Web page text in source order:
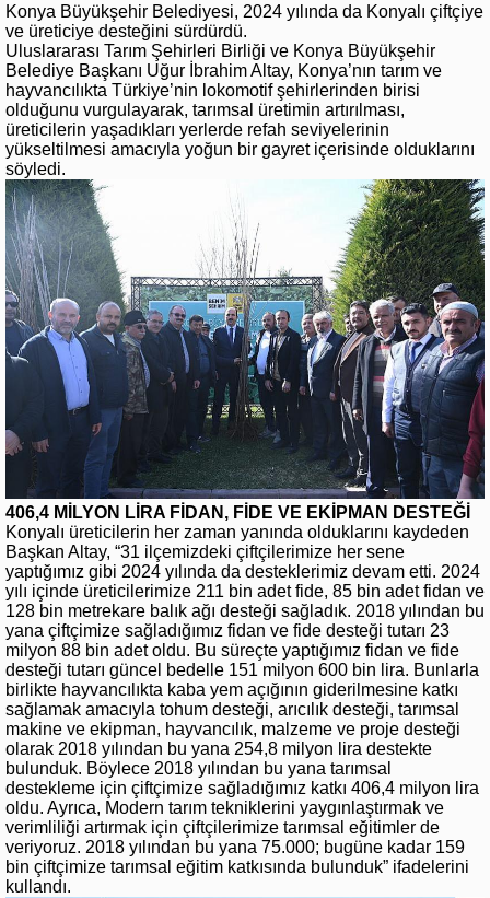
Konya Büyükşehir Belediyesi, 2024 yılında da Konyalı çiftçiye
ve üreticiye desteğini sürdürdü.
Uluslararası Tarım Şehirleri Birliği ve Konya Büyükşehir
Belediye Başkanı Uğur İbrahim Altay, Konya’nın tarım ve
hayvancılıkta Türkiye’nin lokomotif şehirlerinden birisi
olduğunu vurgulayarak, tarımsal üretimin artırılması,
üreticilerin yaşadıkları yerlerde refah seviyelerinin
yükseltilmesi amacıyla yoğun bir gayret içerisinde olduklarını
söyledi.
406,4 MİLYON LİRA FİDAN, FİDE VE EKİPMAN DESTEĞİ
Konyalı üreticilerin her zaman yanında olduklarını kaydeden
Başkan Altay, “31 ilçemizdeki çiftçilerimize her sene
yaptığımız gibi 2024 yılında da desteklerimiz devam etti. 2024
yılı içinde üreticilerimize 211 bin adet fide, 85 bin adet fidan ve
128 bin metrekare balık ağı desteği sağladık. 2018 yılından bu
yana çiftçimize sağladığımız fidan ve fide desteği tutarı 23
milyon 88 bin adet oldu. Bu süreçte yaptığımız fidan ve fide
desteği tutarı güncel bedelle 151 milyon 600 bin lira. Bunlarla
birlikte hayvancılıkta kaba yem açığının giderilmesine katkı
sağlamak amacıyla tohum desteği, arıcılık desteği, tarımsal
makine ve ekipman, hayvancılık, malzeme ve proje desteği
olarak 2018 yılından bu yana 254,8 milyon lira destekte
bulunduk. Böylece 2018 yılından bu yana tarımsal
destekleme için çiftçimize sağladığımız katkı 406,4 milyon lira
oldu. Ayrıca, Modern tarım tekniklerini yaygınlaştırmak ve
verimliliği artırmak için çiftçilerimize tarımsal eğitimler de
veriyoruz. 2018 yılından bu yana 75.000; bugüne kadar 159
bin çiftçimize tarımsal eğitim katkısında bulunduk” ifadelerini
kullandı.